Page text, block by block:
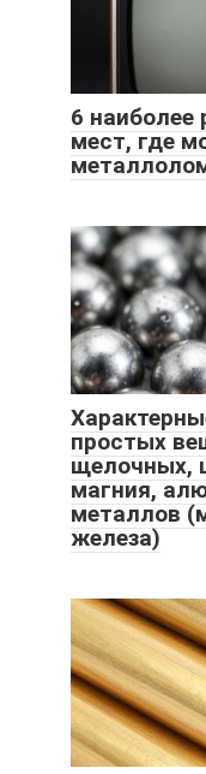
6 наиболее
мест, где
простых
щелочных,
магния,
металлов
железа)